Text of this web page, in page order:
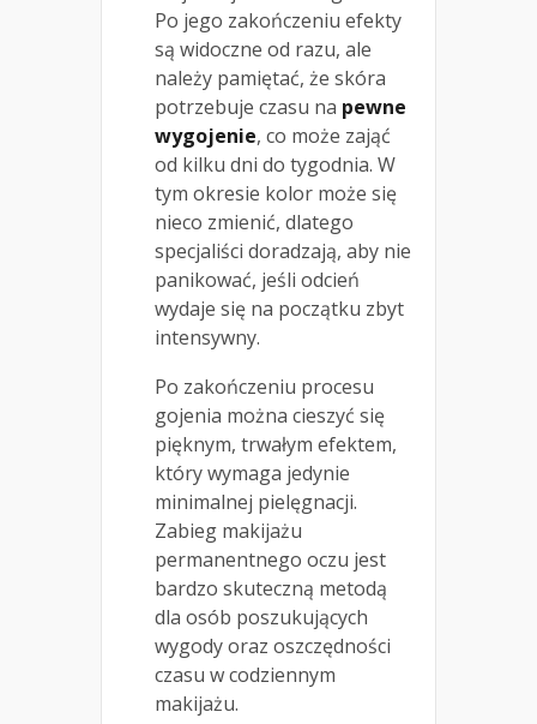
Po jego zakończeniu efekty
są widoczne od razu, ale
należy pamiętać, że skóra
potrzebuje czasu na pewne
wygojenie, co może zająć
od kilku dni do tygodnia. W
tym okresie kolor może się
nieco zmienić, dlatego
specjaliści doradzają, aby nie
panikować, jeśli odcień
wydaje się na początku zbyt
intensywny.
Po zakończeniu procesu
gojenia można cieszyć się
pięknym, trwałym efektem,
który wymaga jedynie
minimalnej pielęgnacji.
Zabieg makijażu
permanentnego oczu jest
bardzo skuteczną metodą
dla osób poszukujących
wygody oraz oszczędności
czasu w codziennym
makijażu.